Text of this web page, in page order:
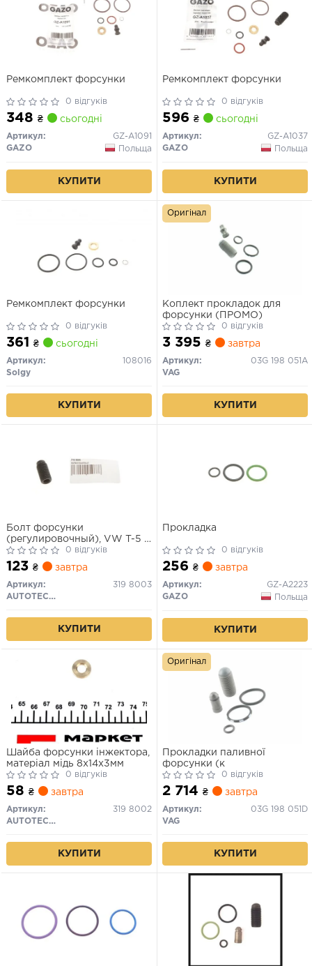
Ремкомплект форсунки
0 відгуків
348 ₴ сьогодні
Артикул:
GZ-A1091
GAZO
Польща
КУПИТИ
Ремкомплект форсунки
0 відгуків
596 ₴ сьогодні
Артикул:
GZ-A1037
GAZO
Польща
КУПИТИ
Ремкомплект форсунки
0 відгуків
361 ₴ сьогодні
Артикул:
108016
Solgy
КУПИТИ
Коплект прокладок для
форсунки (ПРОМО)
0 відгуків
3 395 ₴ завтра
Артикул:
03G 198 051A
VAG
КУПИТИ
Оригінал
Болт форсунки
(регулировочный), VW T-5 -
Caddy, 1.9 - 2.0 TDI / SDI
0 відгуків
123 ₴ завтра
Артикул:
319 8003
AUTOTECHTEILE
КУПИТИ
Прокладка
0 відгуків
256 ₴ завтра
Артикул:
GZ-A2223
GAZO
Польща
КУПИТИ
Шайба форсунки інжектора,
матеріал мідь 8х14х3мм
0 відгуків
58 ₴ завтра
Артикул:
319 8002
AUTOTECHTEILE
КУПИТИ
Прокладки паливної
форсунки (к
0 відгуків
2 714 ₴ завтра
Артикул:
03G 198 051D
VAG
КУПИТИ
Оригінал